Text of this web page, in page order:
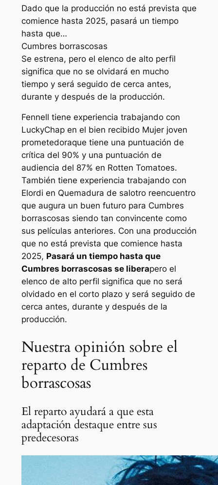
Dado que la producción no está prevista que
comience hasta 2025, pasará un tiempo
hasta que…
Cumbres borrascosas
Se estrena, pero el elenco de alto perfil
significa que no se olvidará en mucho
tiempo y será seguido de cerca antes,
durante y después de la producción.
Fennell tiene experiencia trabajando con
LuckyChap en el bien recibido Mujer joven
prometedoraque tiene una puntuación de
crítica del 90% y una puntuación de
audiencia del 87% en Rotten Tomatoes.
También tiene experiencia trabajando con
Elordi en Quemadura de salotro reencuentro
que augura un buen futuro para Cumbres
borrascosas siendo tan convincente como
sus películas anteriores. Con una producción
que no está prevista que comience hasta
2025, Pasará un tiempo hasta que
Cumbres borrascosas se liberapero el
elenco de alto perfil significa que no será
olvidado en el corto plazo y será seguido de
cerca antes, durante y después de la
producción.
Nuestra opinión sobre el
reparto de Cumbres
borrascosas
El reparto ayudará a que esta
adaptación destaque entre sus
predecesoras